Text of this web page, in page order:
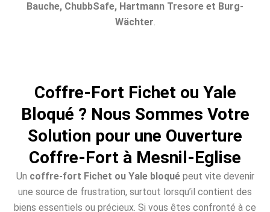
Bauche, ChubbSafe, Hartmann Tresore et Burg-
Wächter.
Coffre-Fort Fichet ou Yale
Bloqué ? Nous Sommes Votre
Solution pour une Ouverture
Coffre-Fort à Mesnil-Eglise
Un coffre-fort Fichet ou Yale bloquépeut vite devenir
une source de frustration, surtout lorsqu’il contient des
biens essentiels ou précieux. Si vous êtes confronté à ce